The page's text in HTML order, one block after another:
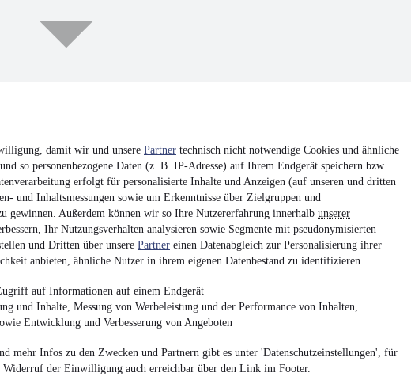
damit wir und unsere Partner technisch nicht notwendige Cookies und ähnliche
so personenbezogene Daten (z. B. IP-Adresse) auf Ihrem Endgerät speichern bzw.
erfolgt für personalisierte Inhalte und Anzeigen (auf unseren und dritten
und Inhaltsmessungen sowie um Erkenntnisse über Zielgruppen und
gewinnen. Außerdem können wir so Ihre Nutzererfahrung innerhalb unserer
Ihr Nutzungsverhalten analysieren sowie Segmente mit pseudonymisierten
und Dritten über unsere Partner einen Datenabgleich zur Personalisierung ihrer
anbieten, ähnliche Nutzer in ihrem eigenen Datenbestand zu identifizieren.
auf Informationen auf einem Endgerät
und Inhalte, Messung von Werbeleistung und der Performance von Inhalten,
Entwicklung und Verbesserung von Angeboten
mehr Infos zu den Zwecken und Partnern gibt es unter 'Datenschutzeinstellungen', für
Widerruf der Einwilligung auch erreichbar über den Link im Footer.
Scania Century 12.85 - 3.7 im
39.900 € (Netto)¹
47.481 € (Brutto)
Finanzierung ab 494 € mtl.